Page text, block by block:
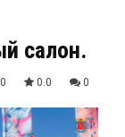
салон.
0.0 0